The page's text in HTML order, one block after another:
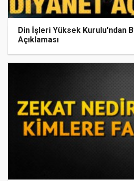
Din İşleri Yüksek Kurulu'ndan
Açıklaması